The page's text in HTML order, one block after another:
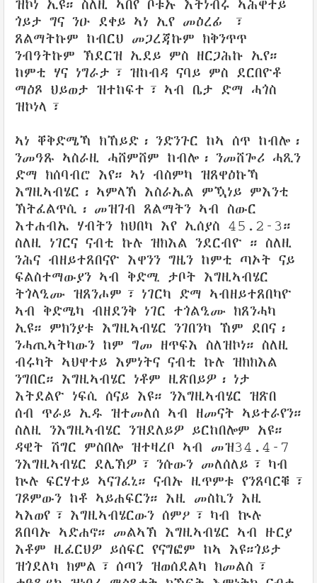
ዝኮነ ኢዩ። ስለዚ ኣበየ ቦቱኡ እትነብሩ ኣሕዋተይ
ጎይታ ግና ንዑ ደቀይ ኣነ ኢየ መዕረፊ ፣
ጸልማትኩም ከብርህ መጋረጃኩም ክቅንጥጥ
ንብዓትኩም ኽደርዝ ኢደይ ምስ ዘርጋሕኩ ኢየ።
ከምቲ ሃና ነግራታ፣ ዝከብዳ ናባይ ምስ ደርበዮቶ
ማዕጾ ህይወታ ዝተከፍተ፣ ኣብ ቤታ ድማ ሓጎስ
ዝኮነላ፣
ኣነ ቐቅድሜኻ ክኸይድ፡ ንድንጉር ከኣ ሰጥ ከብሎ፡
ንመዓጹ ኣስራዚ ሓሸምሸም ከብሎ፡ ንመሸጐሪ ሓጺን
ድማ ክሰባብሮ እየ። ኣነ ብስምካ ዝጸዋዕኩኻ
እግዚኣብሄር፡ ኣምላኽ እስራኤል ምዃነይ ምእንቲ
ኽትፈልጥሲ፡ መዝገብ ጸልማትን ኣብ ስውር
እተሐብኤ ሃብትን ክህበካ እየ ኢሰያስ 45.2-3።
ስለዚ ነገርና ናብቲ ኩሉ ዝክእል ንደርብዮ ። ስለዚ
ንሕና ብዘይተጸበናዮ እዋንን ግዜን ከምቲ ጣኦት ናይ
ፍልስተማውያን ኣብ ቅድሚ ታቦት እግዚኣብሄር
ትጎላዒሙ ዝጸንሖም፣ ነገርካ ድማ ኣብዘይተጸበካዮ
ኣብ ቅድሜካ ብዘደንቅ ነገር ተጎልዒሙ ክጸንሓካ
ኢዩ። ምክንያቱ እግዚኣብሄር ንገበንካ ኸም ደበና፡
ንሓጢኣትካውን ከም ግመ ዘጥፍእ ስለዝኮነ። ስለዚ
ብሩካት ኣህዋተይ እምነትና ናብቲ ኩሉ ዝክክእል
ንግበር። እግዚኣብሄር ነቶም ዚጽበይዎ፡ ነታ
እትደልዮ ነፍሲ ሰናይ እዩ። ንእግዚኣብሄር ዝጽበ
ሰብ ጥራይ ኢዱ ዝተመለሰ ኣብ ዘመናት ኣይተራየን።
ስለዚ ንእግዚኣብሄር ንዝደለይዎ ይርከበሎም አዩ።
ዳዊት ሽግር ምስበሎ ዝተዛረቦ ኣብ መዝ34.4-7
ንእግዚኣብሄር ደሌኽዎ፣ ንሱውን መለሰለይ፣ ካብ
ኵሉ ፍርሃተይ ኣናገፈኒ። ናብኡ ዚጥምቱ የንጸባርቑ፣
ገጾምውን ከቶ ኣይሐፍርን። እዚ መስኪን እዚ
ኣእወየ፣ እግዚኣብሄርውን ሰምዖ፣ ካብ ኵሉ
ጸበባኡ ኣድሐኖ። መልኣኽ እግዚኣብሄር ኣብ ዙርያ
እቶም ዚፈርህዎ ይሰፍር የናግፎም ከኣ እዩ።ጎይታ
ዝጎደለካ ክምል፣ ሰጣን ዝወሰደልካ ክመልስ፣